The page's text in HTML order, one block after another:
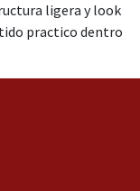
ligera y look
practico dentro